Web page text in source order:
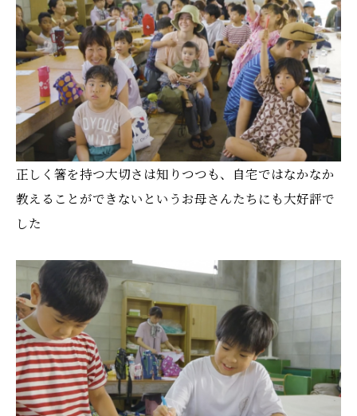
正しく箸を持つ大切さは知りつつも、自宅ではなかなか
教えることができないというお母さんたちにも大好評で
した